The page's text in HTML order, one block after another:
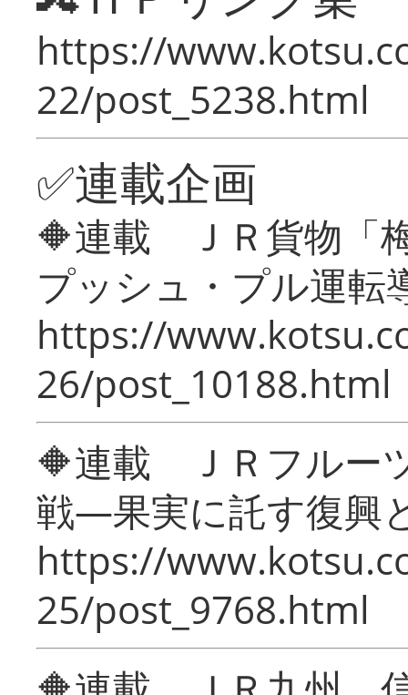
https://
22/post_5238.html
✅連載企画
🔶連載 ＪＲ貨物「
プッシュ・プル運転
https://
26/post_10188.html
🔶連載 ＪＲフルー
戦―果実に託す復興
https://
25/post_9768.html